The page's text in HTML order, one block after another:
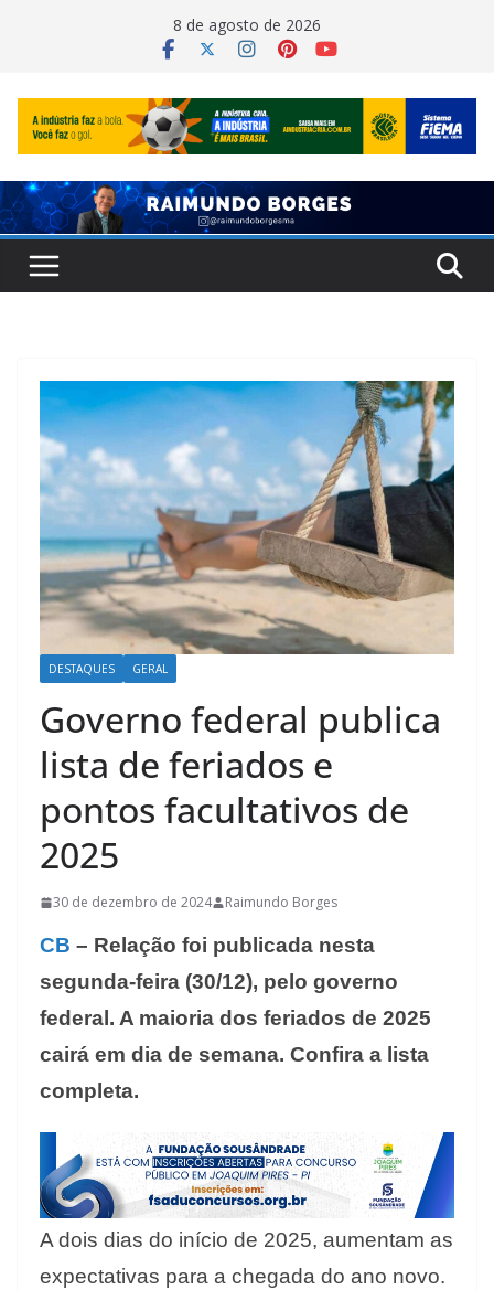
8 de agosto de 2026
DESTAQUES GERAL
Governo federal publica
lista de feriados e
pontos facultativos de
2025
30 de dezembro de 2024 Raimundo Borges
CB – Relação foi publicada nesta
segunda-feira (30/12), pelo governo
federal. A maioria dos feriados de 2025
cairá em dia de semana. Confira a lista
completa.
A dois dias do início de 2025, aumentam as
expectativas para a chegada do ano novo.